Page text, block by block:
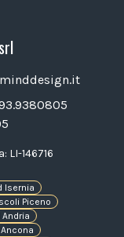
LI-146716
Isernia
Piceno